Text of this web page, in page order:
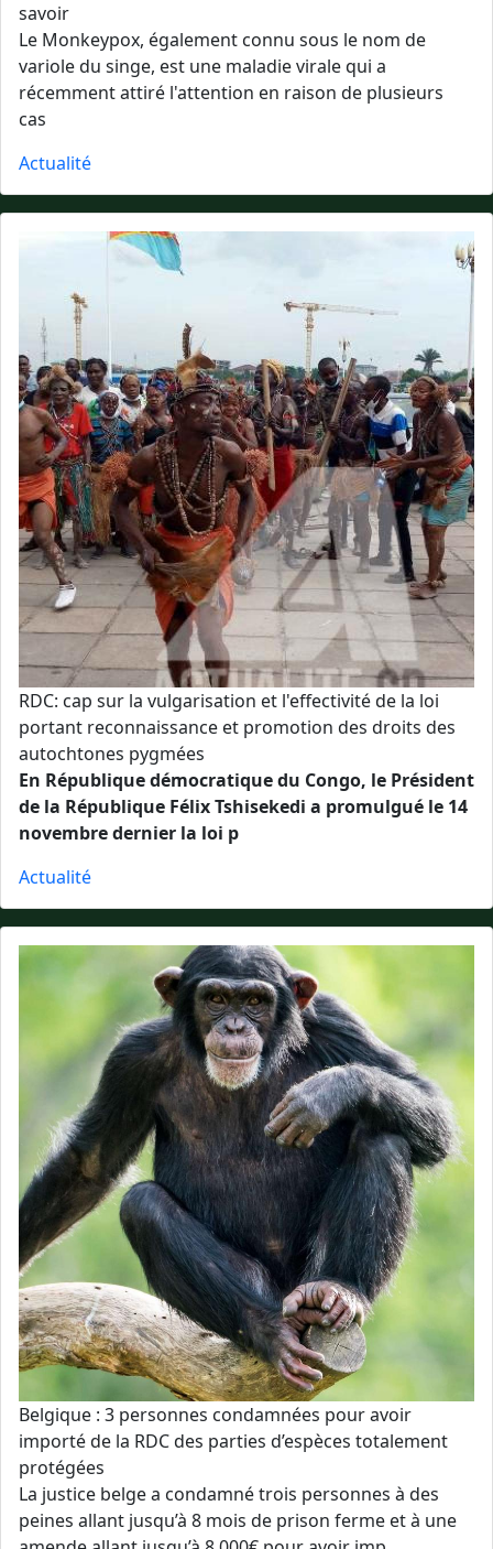
savoir
Le Monkeypox, également connu sous le nom de
variole du singe, est une maladie virale qui a
récemment attiré l'attention en raison de plusieurs
cas
Actualité
RDC: cap sur la vulgarisation et l'effectivité de la loi
portant reconnaissance et promotion des droits des
autochtones pygmées
En République démocratique du Congo, le Président
de la République Félix Tshisekedi a promulgué le 14
novembre dernier la loi p
Actualité
Belgique : 3 personnes condamnées pour avoir
importé de la RDC des parties d’espèces totalement
protégées
La justice belge a condamné trois personnes à des
peines allant jusqu’à 8 mois de prison ferme et à une